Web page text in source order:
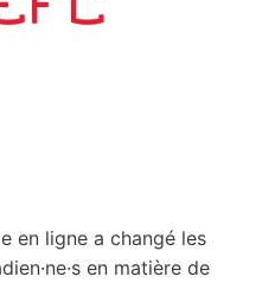
en ligne a changé les
en matière de